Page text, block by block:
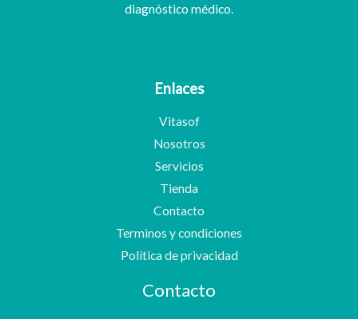
diagnóstico médico.
Enlaces
Vitasof
Nosotros
Servicios
Tienda
Contacto
Terminos y condiciones
Política de privacidad
Contacto